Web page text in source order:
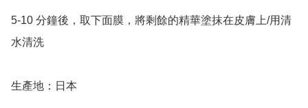
5-10 分鐘後，取下面膜，將剩餘的精華塗抹在皮膚上/用清
水清洗
生產地：日本